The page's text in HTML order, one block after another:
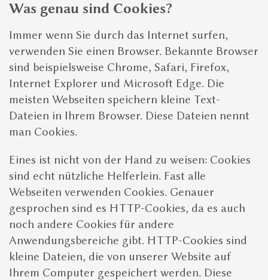
Was genau sind Cookies?
Immer wenn Sie durch das Internet surfen,
verwenden Sie einen Browser. Bekannte Browser
sind beispielsweise Chrome, Safari, Firefox,
Internet Explorer und Microsoft Edge. Die
meisten Webseiten speichern kleine Text-
Dateien in Ihrem Browser. Diese Dateien nennt
man Cookies.
Eines ist nicht von der Hand zu weisen: Cookies
sind echt nützliche Helferlein. Fast alle
Webseiten verwenden Cookies. Genauer
gesprochen sind es HTTP-Cookies, da es auch
noch andere Cookies für andere
Anwendungsbereiche gibt. HTTP-Cookies sind
kleine Dateien, die von unserer Website auf
Ihrem Computer gespeichert werden. Diese